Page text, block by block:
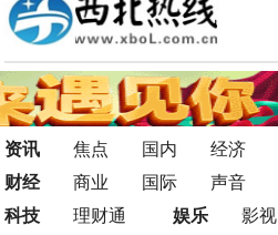
资讯 焦点 国内 经济
财经
商业 国际 声音
科技
理财通
娱乐
影视